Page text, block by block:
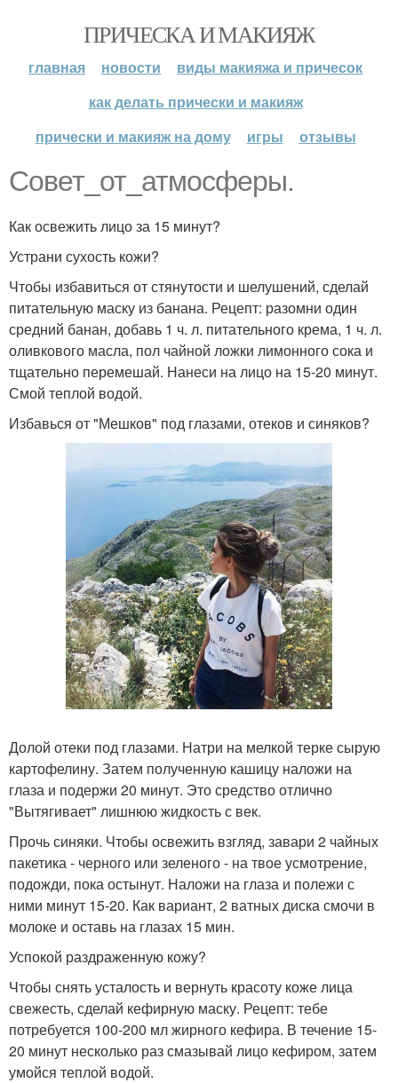
ПРИЧЕСКА И МАКИЯЖ
главная новости
виды макияжа и причесок
как делать прически и макияж
прически и макияж на дому
игры отзывы
Совет_от_атмосферы.
Как освежить лицо за 15 минут?
Устрани сухость кожи?
Чтобы избавиться от стянутости и шелушений, сделай
питательную маску из банана. Рецепт: разомни один
средний банан, добавь 1 ч. л. питательного крема, 1 ч. л.
оливкового масла, пол чайной ложки лимонного сока и
тщательно перемешай. Нанеси на лицо на 15-20 минут.
Смой теплой водой.
Избавься от "Мешков" под глазами, отеков и синяков?
Долой отеки под глазами. Натри на мелкой терке сырую
картофелину. Затем полученную кашицу наложи на
глаза и подержи 20 минут. Это средство отлично
"Вытягивает" лишнюю жидкость с век.
Прочь синяки. Чтобы освежить взгляд, завари 2 чайных
пакетика - черного или зеленого - на твое усмотрение,
подожди, пока остынут. Наложи на глаза и полежи с
ними минут 15-20. Как вариант, 2 ватных диска смочи в
молоке и оставь на глазах 15 мин.
Успокой раздраженную кожу?
Чтобы снять усталость и вернуть красоту коже лица
свежесть, сделай кефирную маску. Рецепт: тебе
потребуется 100-200 мл жирного кефира. В течение 15-
20 минут несколько раз смазывай лицо кефиром, затем
умойся теплой водой.